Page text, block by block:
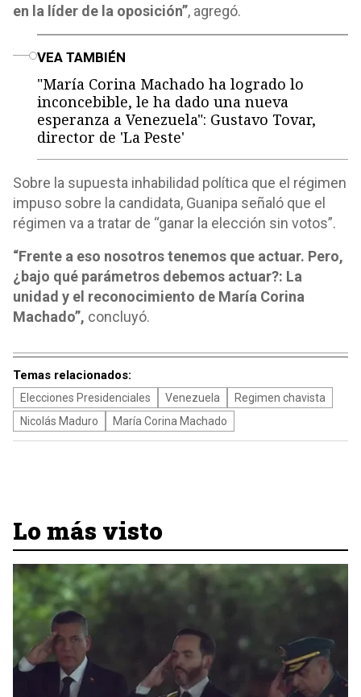
en la líder de la oposición”, agregó.
VEA TAMBIÉN
"María Corina Machado ha logrado lo
inconcebible, le ha dado una nueva
esperanza a Venezuela": Gustavo Tovar,
director de 'La Peste'
Sobre la supuesta inhabilidad política que el régimen
impuso sobre la candidata, Guanipa señaló que el
régimen va a tratar de “ganar la elección sin votos”.
“Frente a eso nosotros tenemos que actuar. Pero,
¿bajo qué parámetros debemos actuar?: La
unidad y el reconocimiento de María Corina
Machado”, concluyó.
Temas relacionados:
Elecciones Presidenciales Venezuela
Regimen chavista
Nicolás Maduro
María Corina Machado
Lo más visto